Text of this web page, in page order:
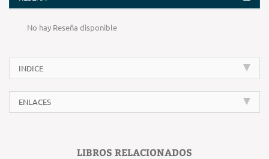
No hay Reseña disponible
INDICE
ENLACES
LIBROS RELACIONADOS